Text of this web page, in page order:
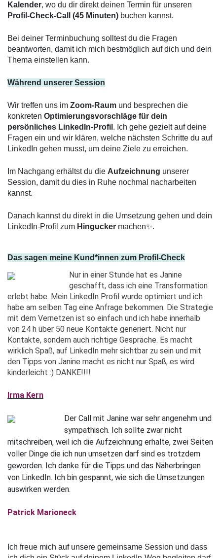
Kalender
Profil-Check-Call (45 Minuten) buchen kannst.
Bei deiner Terminbuchung solltest du die Fragen
beantworten, damit ich mich bestmöglich auf dich und dein
Thema einstellen kann.
Während unserer Session
Wir treffen uns im Zoom-Raum und besprechen die
konkreten Optimierungsvorschläge für dein
persönliches LinkedIn-Profil . Ich gehe gezielt auf deine
Fragen ein und wir klären, welche nächsten Schritte du auf
LinkedIn gehen musst, um deine Ziele zu erreichen.
Im Nachgang erhältst du die Aufzeichnung unserer
Session, damit du dies in Ruhe nochmal nacharbeiten
kannst.
Danach kannst du direkt in die Umsetzung gehen und dein
LinkedIn-Profil zum Hingucker machen✨.
Das sagen meine Kund*innen zum Profil-Check
Nur in einer Stunde hat es Janine
geschafft, dass ich eine Transformation
erlebt habe. Mein LinkedIn Profil wurde optimiert und ich
habe am selben Tag eine Anfrage bekommen. Die Strategie
mit dem Vernetzen ist so einfach und ich habe innerhalb
von 24 h über 50 neue Kontakte generiert. Nicht nur
Kontakte, sondern auch richtige Gespräche. Es macht
wirklich Spaß, auf LinkedIn mehr sichtbar zu sein und mit
den Tipps von Janine macht es nicht nur Spaß, es wird
kinderleicht :) DANKE!!!!
Irma Kern
Der Call mit Janine war sehr angenehm und
sympathisch. Ich sollte zwar nicht
mitschreiben, weil ich die Aufzeichnung erhalte, zwei Seiten
voller Dinge die ich nun umsetzen darf sind es trotzdem
geworden. Ich danke für die Tipps und das Näherbringen
von LinkedIn. Ich bin gespannt, wie sich die Umsetzungen
auswirken werden.
Patrick Marioneck
Ich freue mich auf unsere gemeinsame Session und dass